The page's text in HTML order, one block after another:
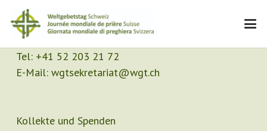
Kontakt
Sekretariat
Tel: +41 52 203 21 72
E-Mail: wgtsekretariat@wgt.ch
Kollekte und Spenden